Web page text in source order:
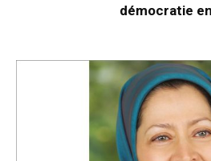
démocratie